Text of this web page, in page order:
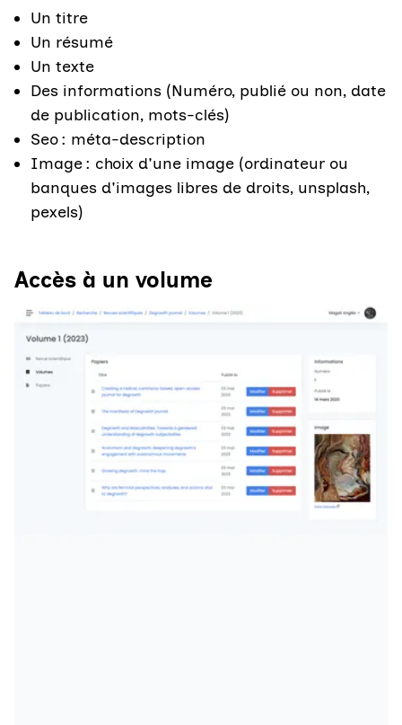
Un titre
Un résumé
Un texte
Des informations (Numéro, publié ou non, date
de publication, mots-clés)
Seo : méta-description
Image : choix d'une image (ordinateur ou
banques d'images libres de droits, unsplash,
pexels)
Accès à un volume
Agrandir